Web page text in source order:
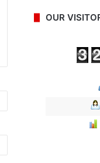
OUR